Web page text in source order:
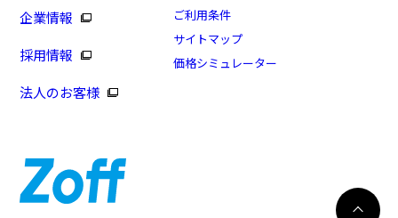
商品番号：ZF241021-14E1/フレームカラー：ブラック/
単価：￥6,100
※商品が再入荷された際にメールでお知らせします。
※本サービスは商品の購入をお約束するものではありません。
※ご希望の商品が再入荷しない場合もございますので予めご了承ください。
企業情報
採用情報
法人のお客様
ご利用条件
サイトマップ
価格シミュレーター